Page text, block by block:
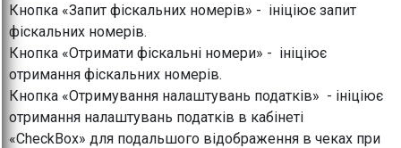
Кнопка «Запит фіскальних номерів» - ініціює запит
фіскальних номерів.
Кнопка «Отримати фіскальні номери» - ініціює
отримання фіскальних номерів.
Кнопка «Отримування налаштувань податків» - ініціює
отримання налаштувань податків в кабінеті
«CheckBox» для подальшого відображення в чеках при